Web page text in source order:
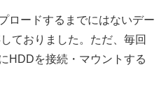
ロードするまでにはないデー
ておりました。ただ、毎回
HDDを接続・マウントする